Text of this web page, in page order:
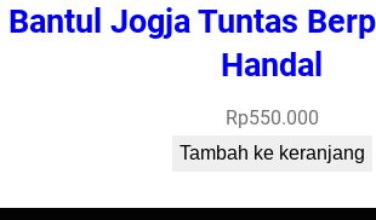
Bantul Jogja Tuntas
Handal
Rp550.000
Tambah ke keranjang